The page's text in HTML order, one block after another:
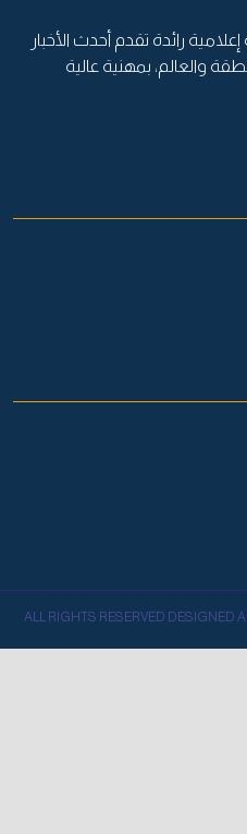
رائدة تقدم أحدث الأخبار
والعالم، بمهنية عالية
ALL RIGHTS RESERVED DESIGNED